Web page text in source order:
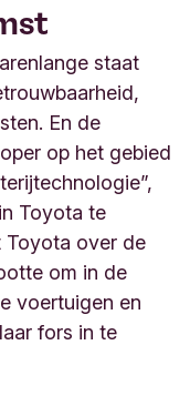
staat
En de
op het gebied
Toyota te
Toyota over de
om in de
voertuigen en
fors in te